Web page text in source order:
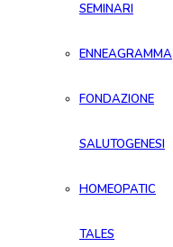
SEMINARI
ENNEAGRAMMA
FONDAZIONE
SALUTOGENESI
HOMEOPATIC
TALES